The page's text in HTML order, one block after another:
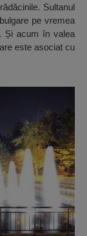
Sultanul
pe vremea
Și acum în valea
este asociat cu